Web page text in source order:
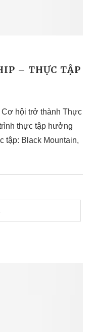
– THỰC TẬP
hội trở thành Thực
thực tập hưởng
tập: Black Mountain,